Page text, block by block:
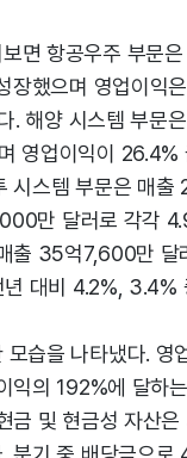
면 항공우주 부문
장했으며 영업이익
. 해양 시스템 부문
영업이익이 26.4%
시스템 부문은 매
만 달러로 각각
출 35억7,600만 달
대비 4.2%, 3.4%
모습을 나타냈다. 영
익의 192%에 달하
금 및 현금성 자산